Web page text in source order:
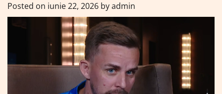
Posted on iunie 22, 2026 byadmin